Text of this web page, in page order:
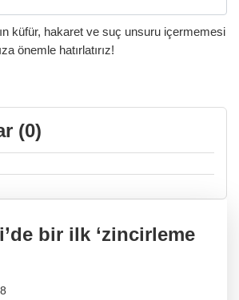
küfür, hakaret ve suç unsuru içermemesi
önemle hatırlatırız!
(0)
bir ilk ‘zincirleme